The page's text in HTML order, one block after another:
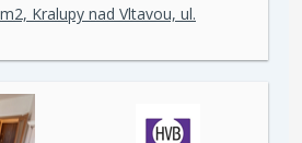
Kralupy nad Vltavou, ul.